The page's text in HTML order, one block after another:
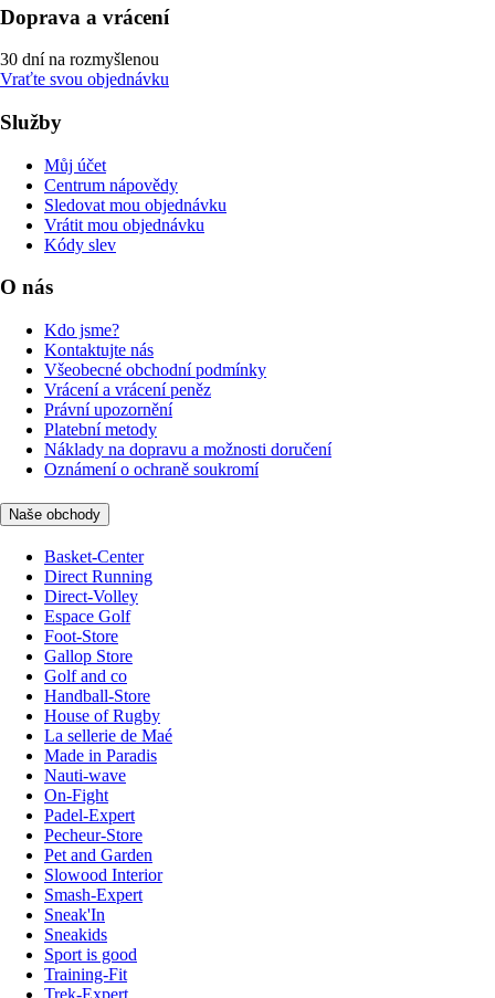
Doprava a vrácení
30 dní na rozmyšlenou
Vraťte svou objednávku
Služby
Můj účet
Centrum nápovědy
Sledovat mou objednávku
Vrátit mou objednávku
Kódy slev
O nás
Kdo jsme?
Kontaktujte nás
Všeobecné obchodní podmínky
Vrácení a vrácení peněz
Právní upozornění
Platební metody
Náklady na dopravu a možnosti doručení
Oznámení o ochraně soukromí
Naše obchody
Basket-Center
Direct Running
Direct-Volley
Espace Golf
Foot-Store
Gallop Store
Golf and co
Handball-Store
House of Rugby
La sellerie de Maé
Made in Paradis
Nauti-wave
On-Fight
Padel-Expert
Pecheur-Store
Pet and Garden
Slowood Interior
Smash-Expert
Sneak'In
Sneakids
Sport is good
Training-Fit
Trek-Expert